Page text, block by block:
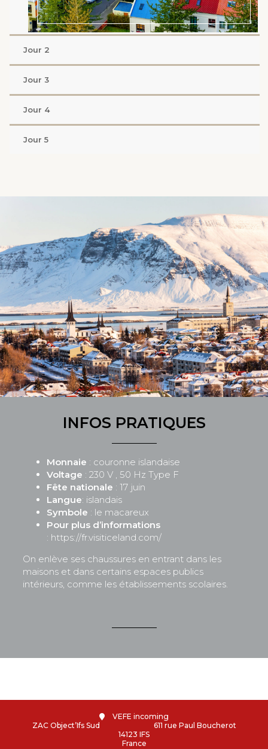
Jour 2
Jour 3
Jour 4
Jour 5
INFOS PRATIQUES
Monnaie : couronne islandaise
Voltage : 230 V , 50 Hz Type F
Fête nationale : 17 juin
Langue: islandais
Symbole : le macareux
Pour plus d’informations
: https://fr.visiticeland.com/
On enlève ses chaussures en entrant dans les
maisons et dans certains espaces publics
intérieurs, comme les établissements scolaires.
VEFE incoming
ZAC Object’Ifs Sud 611 rue Paul Boucherot
14123 IFS
France